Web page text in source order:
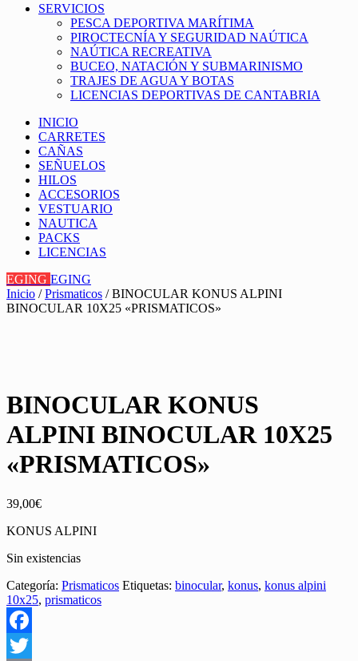
SERVICIOS
PESCA DEPORTIVA MARÍTIMA
PIROCTECNÍA Y SEGURIDAD NAÚTICA
NAÚTICA RECREATIVA
BUCEO, NATACIÓN Y SUBMARINISMO
TRAJES DE AGUA Y BOTAS
LICENCIAS DEPORTIVAS DE CANTABRIA
INICIO
CARRETES
CAÑAS
SEÑUELOS
HILOS
ACCESORIOS
VESTUARIO
NAUTICA
PACKS
LICENCIAS
EGING EGING
Inicio /Prismaticos / BINOCULAR KONUS ALPINI
BINOCULAR 10X25 «PRISMATICOS»
BINOCULAR KONUS
ALPINI BINOCULAR 10X25
«PRISMATICOS»
39,00€
KONUS ALPINI
Sin existencias
Categoría: Prismaticos Etiquetas: binocular, konus, konus alpini
10x25, prismaticos
Facebook